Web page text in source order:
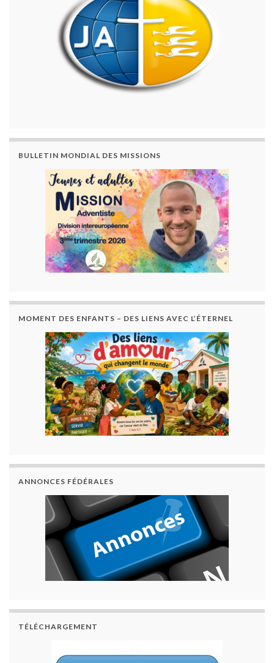
BULLETIN MONDIAL DES MISSIONS
MOMENT DES ENFANTS – DES LIENS AVEC L’ÉTERNEL
ANNONCES FÉDÉRALES
TÉLÉCHARGEMENT